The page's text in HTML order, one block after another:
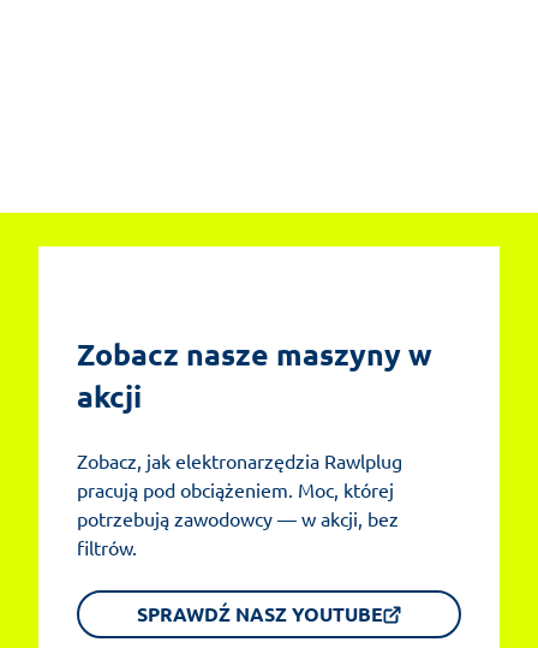
Zobacz nasze maszyny w
akcji
Zobacz, jak elektronarzędzia Rawlplug
pracują pod obciążeniem. Moc, której
potrzebują zawodowcy — w akcji, bez
filtrów.
SPRAWDŹ NASZ YOUTUBE